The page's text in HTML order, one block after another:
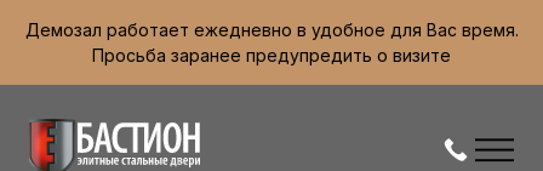
Демозал работает ежедневно в удобное для Вас время.
Просьба заранее предупредить о визите